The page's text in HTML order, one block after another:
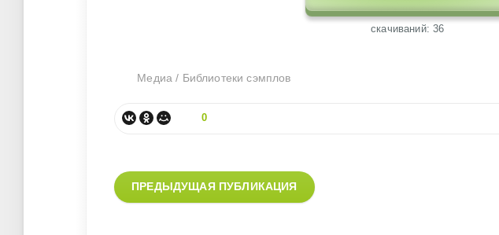
cкачиваний: 36
Медиа / Библиотеки сэмплов
0
ПРЕДЫДУЩАЯ ПУБЛИКАЦИЯ